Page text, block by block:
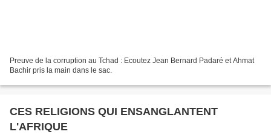
Preuve de la corruption au Tchad : Ecoutez Jean Bernard Padaré et Ahmat
Bachir pris la main dans le sac.
CES RELIGIONS QUI ENSANGLANTENT
L'AFRIQUE